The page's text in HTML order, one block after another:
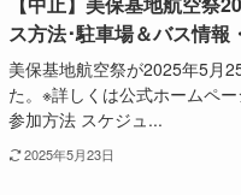
ス方法･駐車場＆バス情報
美保基地航空祭が2025年5月
た。※詳しくは公式ホームペ
参加方法 スケジュ...
2025年5月23日